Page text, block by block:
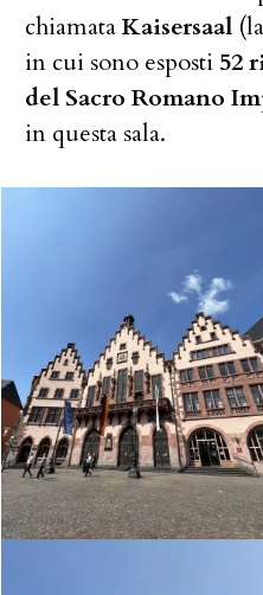
chiamataKaisersaal
in cui sono esposti 52
del Sacro Romano
in questa sala.